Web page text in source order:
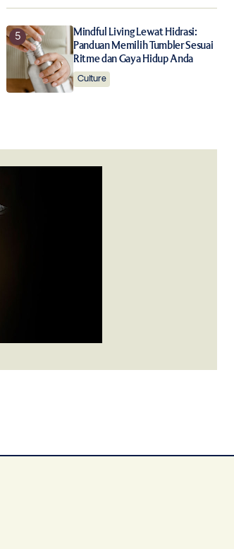
Mindful Living Lewat Hidrasi:
Panduan Memilih Tumbler Sesuai
Ritme dan Gaya Hidup Anda
Culture